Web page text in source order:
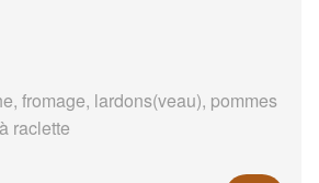
fromage, lardons(veau), pommes
raclette